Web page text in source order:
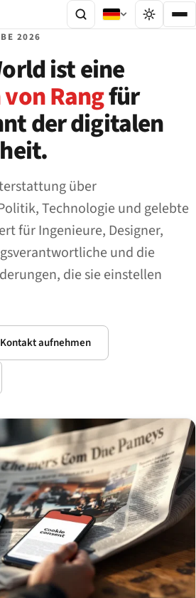
2026
ist eine
Rangfür
der digitalen
über
Technologie und gelebte
für Ingenieure, Designer,
und die
die sie einstellen
Kontakt aufnehmen